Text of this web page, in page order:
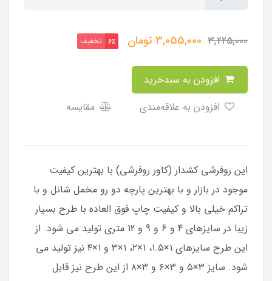
3,225,000
3,055,000تومان 6٪ تخفیف
مقایسه
این روفرشی کشدار (کاور روفرشی) با بهترین کیفیت
موجود در بازار و با بهترین پارچه دو رو مخمل شانل و با
تراکم خیلی بالا و کیفیت چاپ فوق العاده با طرح بسیار
زیبا در سایزهای 4 و 6 و 9 و 12 متری تولید می شود. از
این طرح سایزهای ۱×۱.۵، ۱×۲، ۱×۳ و ۱×۴ نیز تولید می
شود. سایز ۳×۵ و ۳×۶ و ۳×۸ از این طرح نیز قابل